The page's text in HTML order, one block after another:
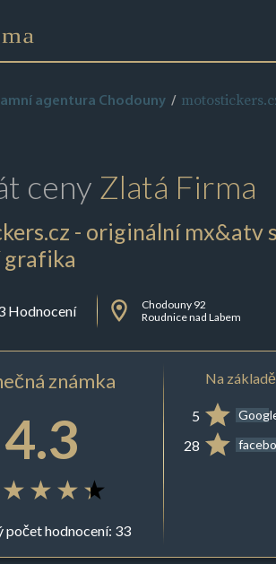
agentura Chodouny
ceny Zlatá Firma
- originální mx&atv
grafika
Hodnocení
Chodouny 92
Roudnice nad Labem
známka
4.3
počet hodnocení: 33
Na
5
28